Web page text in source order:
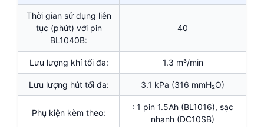
Thời gian sử dụng liên
tục (phút) với pin
BL1040B:
40
Lưu lượng khí tối đa: 1.3 m³/min
Lưu lượng hút tối đa: 3.1 kPa (316 mmH₂O)
Phụ kiện kèm theo:
: 1 pin 1.5Ah (BL1016), sạc
nhanh (DC10SB)